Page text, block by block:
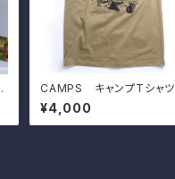
CAMPS キャンプTシャツ
【Camp is good】ジムニー
¥4,000